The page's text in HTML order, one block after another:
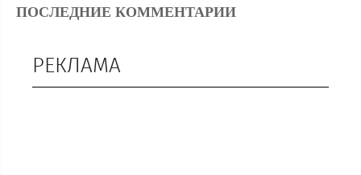
ПОСЛЕДНИЕ КОММЕНТАРИИ
РЕКЛАМА